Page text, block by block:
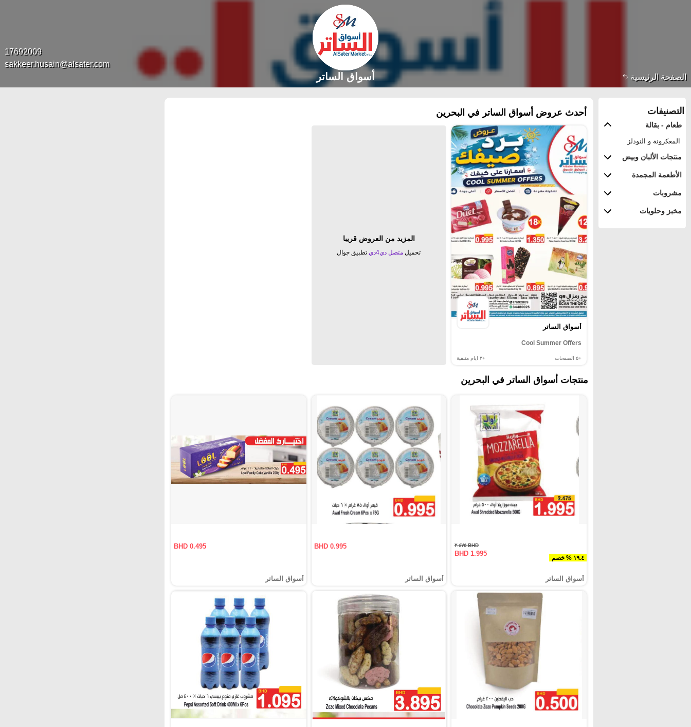
الصفحة الرئيسية
17692009
sakkeer.husain@alsater.com
أسواق الساتر
التصنيفات
طعام - بقالة
المعكرونة و النودلز
منتجات الألبان وبيض
الأطعمة المجمدة
مشروبات
مخبز وحلويات
أحدث عروض أسواق الساتر في البحرين
أسواق الساتر
Cool Summer Offers
+٥ الصفحات +٣ ايام متبقية
المزيد من العروض قريبا
تحميلمتصل دي4دي تطبيق جوال
منتجات أسواق الساتر في البحرين
١٩.٤ % خصم
BHD ٢.٤٧٥
BHD 1.995
أسواق الساتر
BHD 0.995
أسواق الساتر
BHD 0.495
أسواق الساتر